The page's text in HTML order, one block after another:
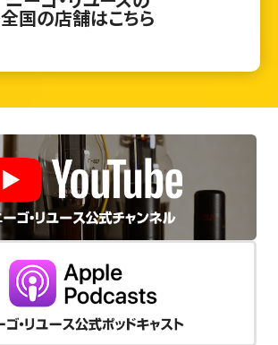
全国の店舗はこちら